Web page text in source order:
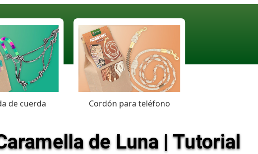
Paradise
de cuerda Cordón para teléfono
de Luna | Tutorial